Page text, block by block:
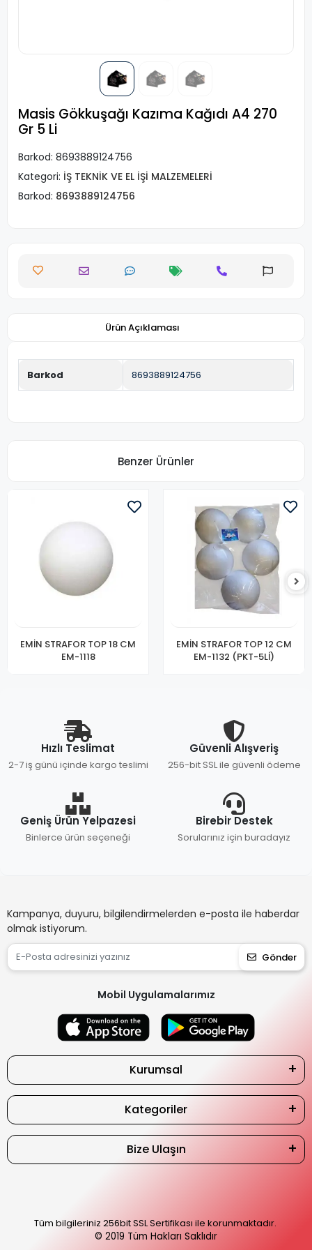
Masis Gökkuşağı Kazıma Kağıdı A4 270
Gr 5 Li
Barkod: 8693889124756
Kategori: İŞ TEKNİK VE EL İŞİ MALZEMELERİ
Barkod: 8693889124756
Ürün Açıklaması
Barkod 8693889124756
Benzer Ürünler
EMİN STRAFOR TOP 18 CM
EM-1118
EMİN STRAFOR TOP 12 CM
EM-1132 (PKT-5Lİ)
Hızlı Teslimat
2-7 iş günü içinde kargo teslimi
Güvenli Alışveriş
256-bit SSL ile güvenli ödeme
Geniş Ürün Yelpazesi
Binlerce ürün seçeneği
Birebir Destek
Sorularınız için buradayız
Kampanya, duyuru, bilgilendirmelerden e-posta ile haberdar
olmak istiyorum.
Gönder
Mobil Uygulamalarımız
Kurumsal
Kategoriler
Bize Ulaşın
Tüm bilgileriniz 256bit SSL Sertifikası ile korunmaktadır.
© 2019 Tüm Hakları Saklıdır